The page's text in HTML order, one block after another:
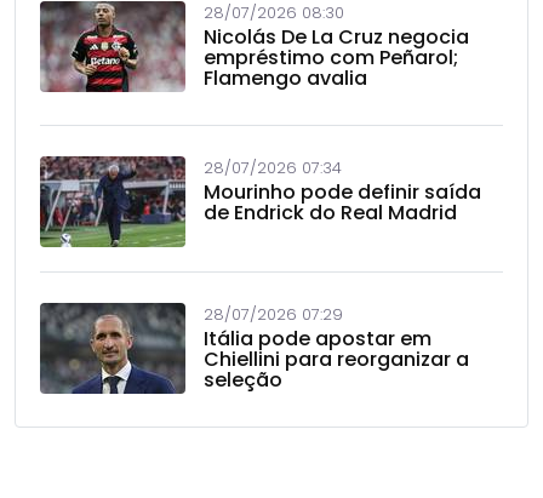
28/07/2026 08:30
Nicolás De La Cruz negocia
empréstimo com Peñarol;
Flamengo avalia
28/07/2026 07:34
Mourinho pode definir saída
de Endrick do Real Madrid
28/07/2026 07:29
Itália pode apostar em
Chiellini para reorganizar a
seleção